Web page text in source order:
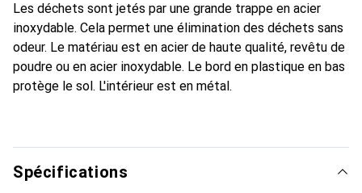
Les déchets sont jetés par une grande trappe en acier
inoxydable. Cela permet une élimination des déchets sans
odeur. Le matériau est en acier de haute qualité, revêtu de
poudre ou en acier inoxydable. Le bord en plastique en bas
protège le sol. L'intérieur est en métal.
Spécifications